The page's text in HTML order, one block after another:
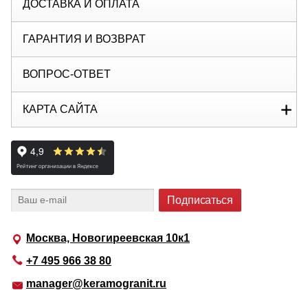
Москва, Новогиреевская 10к1
+7 495 966 38 80
manager@keramogranit.ru
ДОСТАВКА И ОПЛАТА
ГАРАНТИЯ И ВОЗВРАТ
ВОПРОС-ОТВЕТ
КАРТА САЙТА